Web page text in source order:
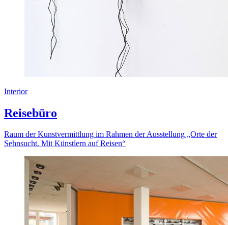
Interior
Reisebüro
Raum der Kunstvermittlung im Rahmen der Ausstellung „Orte der
Sehnsucht. Mit Künstlern auf Reisen“